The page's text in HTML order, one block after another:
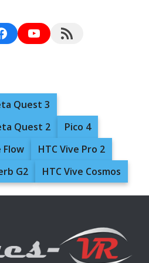
YouTubeRSS Feed
Quest 3
Quest 2
Pico 4
Flow
HTC Vive Pro 2
G2 HTC Vive Cosmos